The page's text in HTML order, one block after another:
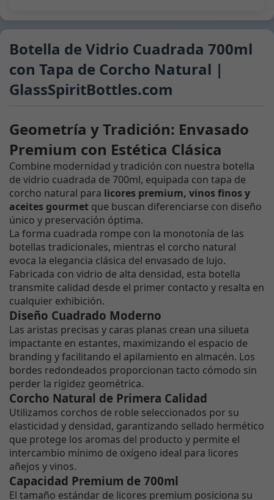
Botella de Vidrio Cuadrada 700ml
con Tapa de Corcho Natural |
GlassSpiritBottles.com
Geometría y Tradición: Envasado
Premium con Estética Clásica
Combine modernidad y tradición con nuestra botella
de vidrio cuadrada de 700ml, equipada con tapa de
corcho natural para licores premium, vinos finos y
aceites gourmet que buscan diferenciarse con diseño
único y preservación óptima.
La forma cuadrada rompe con la monotonía de las
botellas tradicionales, mientras el corcho natural
evoca la elegancia clásica del envasado de lujo.
Fabricada con vidrio de alta densidad, esta botella
transmite calidad desde el primer contacto y resalta en
cualquier exhibición.
Diseño Cuadrado Moderno
Las aristas precisas y caras planas crean una silueta
impactante en estantes, maximizando el espacio de
branding y facilitando el apilamiento en almacén. Los
bordes redondeados proporcionan tacto cómodo sin
perder la rigidez geométrica.
Corcho Natural de Primera Calidad
Utilizamos corchos de roble seleccionados por su
elasticidad y densidad, garantizando sellado hermético
que protege los aromas del producto y permite el
intercambio mínimo de oxígeno ideal para licores
añejos y vinos.
Capacidad Premium de 700ml
El tamaño estándar de licores premium posiciona su